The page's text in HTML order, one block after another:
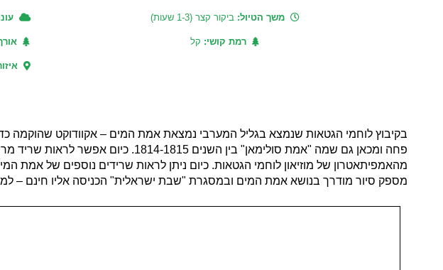
משך הטיול:ביקור קצר (1-3 שעות)
רמת קושי: קל
בקיבוץ לוחמי הגטאות שנמצא בגליל המערבי נמצאת אמת המים – אקוודוקט שהוקמה
פחה ומכאן גם שמה "אמת סולימאן" בין
מהאמפיתאטרון של מוזיאון לוחמי הגטאות. כיום ניתן לראות שרידים נוספים של אמת
מספק סיור מודרך בנושא אמת המים ובמסגרת "שבת ישראלית" הכניסה אליו חינם –